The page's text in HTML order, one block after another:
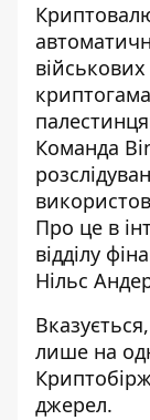
Команда
Про це в
відділу
Нільс
лише на
джерел.